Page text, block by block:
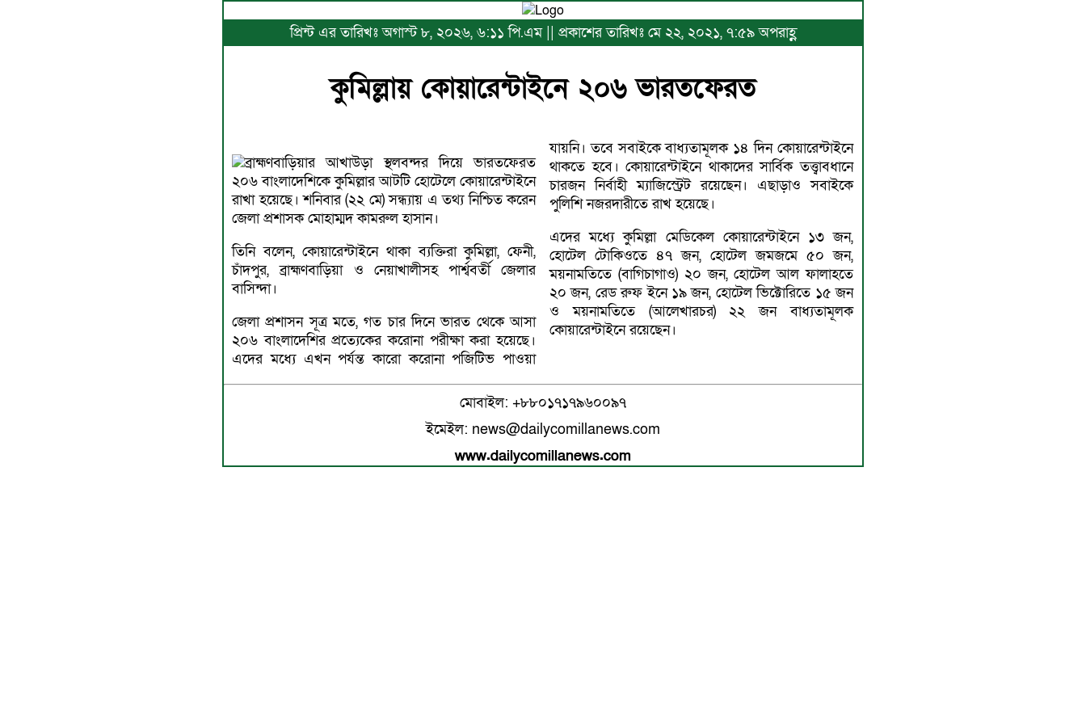
প্রিন্ট এর তারিখঃ অগাস্ট ৮, ২০২৬, ৬:১১ পি.এম || প্রকাশের তারিখঃ মে ২২, ২০২১, ৭:৫৯ অপরাহ্ণ
কুমিল্লায় কোয়ারেন্টাইনে ২০৬ ভারতফেরত
ব্রাহ্মণবাড়িয়ার আখাউড়া স্থলবন্দর দিয়ে ভারতফেরত
২০৬ বাংলাদেশিকে কুমিল্লার আটটি হোটেলে কোয়ারেন্টাইনে
রাখা হয়েছে। শনিবার (২২ মে) সন্ধ্যায় এ তথ্য নিশ্চিত করেন
জেলা প্রশাসক মোহাম্মদ কামরুল হাসান।
তিনি বলেন, কোয়ারেন্টাইনে থাকা ব্যক্তিরা কুমিল্লা, ফেনী,
চাঁদপুর, ব্রাহ্মণবাড়িয়া ও নেয়াখালীসহ পার্শ্ববর্তী জেলার
বাসিন্দা।
জেলা প্রশাসন সূত্র মতে, গত চার দিনে ভারত থেকে আসা
২০৬ বাংলাদেশির প্রত্যেকের করোনা পরীক্ষা করা হয়েছে।
এদের মধ্যে এখন পর্যন্ত কারো করোনা পজিটিভ পাওয়া
যায়নি। তবে সবাইকে বাধ্যতামূলক ১৪ দিন কোয়ারেন্টাইনে
থাকতে হবে। কোয়ারেন্টাইনে থাকাদের সার্বিক তত্ত্বাবধানে
চারজন নির্বাহী ম্যাজিস্ট্রেট রয়েছেন। এছাড়াও সবাইকে
পুলিশি নজরদারীতে রাখ হয়েছে।
এদের মধ্যে কুমিল্লা মেডিকেল কোয়ারেন্টাইনে ১৩ জন,
হোটেল টোকিওতে ৪৭ জন, হোটেল জমজমে ৫০ জন,
ময়নামতিতে (বাগিচাগাও) ২০ জন, হোটেল আল ফালাহতে
২০ জন, রেড রুফ ইনে ১৯ জন, হোটেল ভিক্টোরিতে ১৫ জন
ও ময়নামতিতে (আলেখারচর) ২২ জন বাধ্যতামূলক
কোয়ারেন্টাইনে রয়েছেন।
মোবাইল: +৮৮০১৭১৭৯৬০০৯৭
ইমেইল: news@dailycomillanews.com
www.dailycomillanews.com